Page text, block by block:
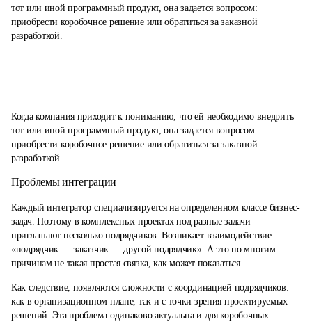
тот или иной программный продукт, она задается вопросом:
приобрести коробочное решение или обратиться за заказной
разработкой.
Когда компания приходит к пониманию, что ей необходимо внедрить
тот или иной программный продукт, она задается вопросом:
приобрести коробочное решение или обратиться за заказной
разработкой.
Проблемы интеграции
Каждый интегратор специализируется на определенном классе бизнес-
задач. Поэтому в комплексных проектах под разные задачи
приглашают несколько подрядчиков. Возникает взаимодействие
«подрядчик — заказчик — другой подрядчик». А это по многим
причинам не такая простая связка, как может показаться.
Как следствие, появляются сложности с координацией подрядчиков:
как в организационном плане, так и с точки зрения проектируемых
решений. Эта проблема одинаково актуальна и для коробочных